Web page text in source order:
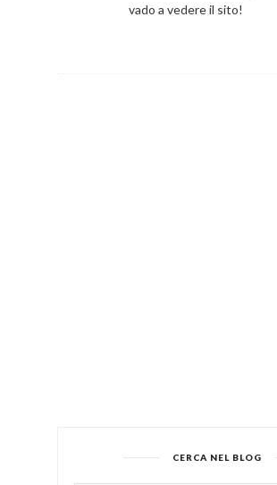
vado a vedere il sito!
CERCA NEL BLOG